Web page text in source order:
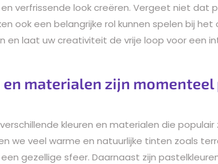
verfrissende look creëren. Vergeet niet dat
ook een belangrijke rol kunnen spelen bij het
en laat uw creativiteit de vrije loop voor een
materialen zijn
kleuren en materialen die populair
we veel warme en natuurlijke tinten zoals
gezellige sfeer. Daarnaast zijn